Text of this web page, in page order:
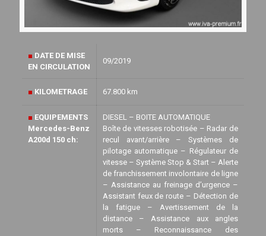
■ DATE DE MISE
EN CIRCULATION
09/2019
■ KILOMETRAGE 67.800 km
■ EQUIPEMENTS
Mercedes-Benz
A200d 150 ch:
DIESEL – BOITE AUTOMATIQUE
Boîte de vitesses robotisée – Radar de
recul avant/arrière – Systèmes de
pilotage automatique – Régulateur de
vitesse – Système Stop & Start – Alerte
de franchissement involontaire de ligne
– Assistance au freinage d’urgence –
Assistant feux de route – Détection de
la fatigue – Avertissement de la
distance – Assistance aux angles
morts – Reconnaissance des